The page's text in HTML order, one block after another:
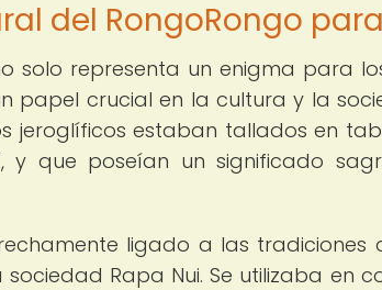
del RongoRongo
solo representa un enigma para
papel crucial en la cultura y la
jeroglíficos estaban tallados en
y que poseían un significado
ligado a las
Rapa Nui. Se utilizaba en